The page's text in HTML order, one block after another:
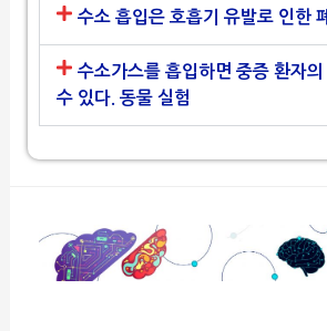
수소 흡입은 호흡기 유발로 인한
수소가스를 흡입하면 중증 환자의
수 있다. 동물 실험